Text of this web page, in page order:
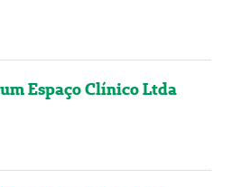
Espaço Clínico Ltda